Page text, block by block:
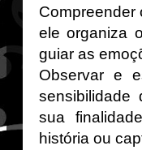
Compreender
ele organiza
guiar as
Observar e
sensibilidade
sua
história ou